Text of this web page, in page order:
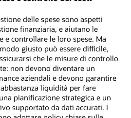
delle spese sono aspetti
finanziaria, e aiutano le
e controllare le loro spese. Ma
giusto può essere difficile,
che le misure di controllo
non devono diventare un
aziendali e devono garantire
liquidità per fare
pianificazione strategica e un
supportato da dati accurati. I